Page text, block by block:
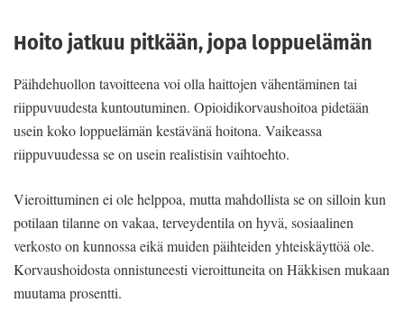
Hoito jatkuu pitkään, jopa loppuelämän
Päihdehuollon tavoitteena voi olla haittojen vähentäminen tai
riippuvuudesta kuntoutuminen. Opioidikorvaushoitoa pidetään
usein koko loppuelämän kestävänä hoitona. Vaikeassa
riippuvuudessa se on usein realistisin vaihtoehto.
Vieroittuminen ei ole helppoa, mutta mahdollista se on silloin kun
potilaan tilanne on vakaa, terveydentila on hyvä, sosiaalinen
verkosto on kunnossa eikä muiden päihteiden yhteiskäyttöä ole.
Korvaushoidosta onnistuneesti vieroittuneita on Häkkisen mukaan
muutama prosentti.